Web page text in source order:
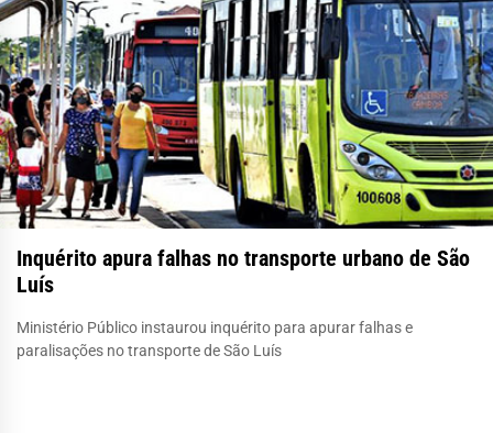
Inquérito apura falhas no transporte urbano de São
Luís
Ministério Público instaurou inquérito para apurar falhas e
paralisações no transporte de São Luís